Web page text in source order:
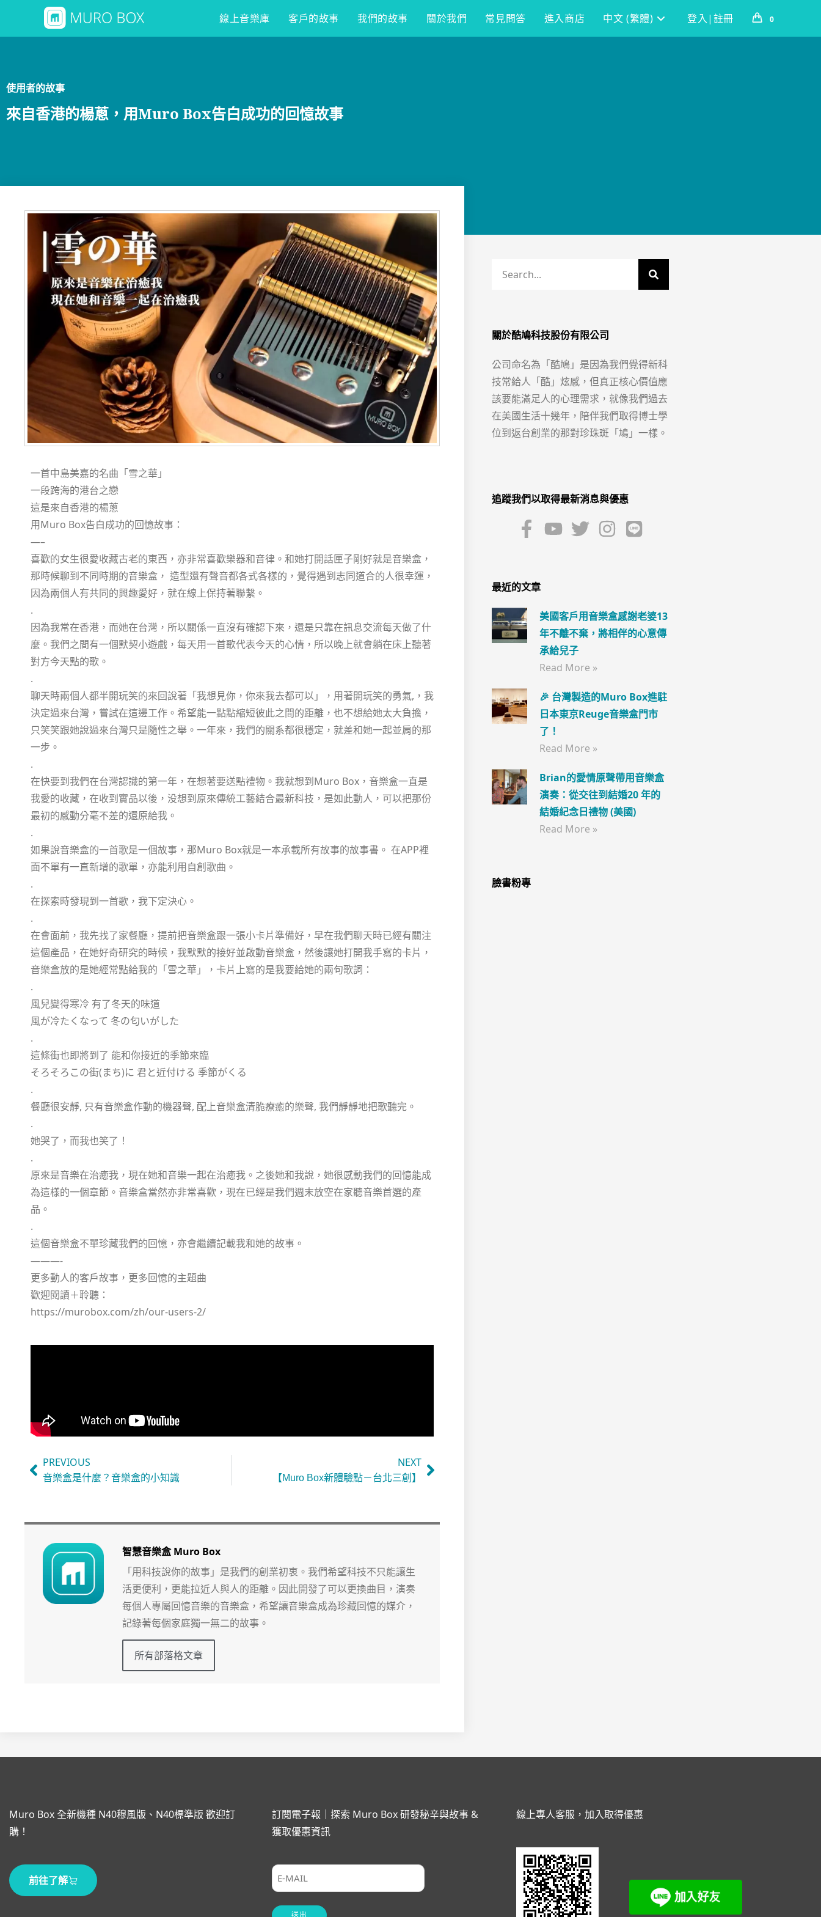
線上音樂庫 客戶的故事 我們的故事 關於我們 常見問答 進入商店 中文 (繁體) 登入|註冊 0
使用者的故事
來自香港的楊蔥，用Muro Box告白成功的回憶故事
一首中島美嘉的名曲「雪之華」
一段跨海的港台之戀
這是來自香港的楊蔥
用Muro Box告白成功的回憶故事：
—–
喜歡的女生很愛收藏古老的東西，亦非常喜歡樂器和音律。和她打開話匣子剛好就是音樂盒，
那時候聊到不同時期的音樂盒， 造型還有聲音都各式各樣的，覺得遇到志同道合的人很幸運，
因為兩個人有共同的興趣愛好，就在線上保持著聯繫。
.
因為我常在香港，而她在台灣，所以關係一直沒有確認下來，還是只靠在訊息交流每天做了什
麼。我們之間有一個默契小遊戲，每天用一首歌代表今天的心情，所以晚上就會躺在床上聽著
對方今天點的歌。
.
聊天時兩個人都半開玩笑的來回說著「我想見你，你來我去都可以」，用著開玩笑的勇氣,，我
決定過來台灣，嘗試在這邊工作。希望能一點點縮短彼此之間的距離，也不想給她太大負擔，
只笑笑跟她說過來台灣只是隨性之舉。一年來，我們的關系都很穩定，就差和她一起並肩的那
一步。
.
在快要到我們在台灣認識的第一年，在想著要送點禮物。我就想到Muro Box，音樂盒一直是
我愛的收藏，在收到實品以後，没想到原來傳統工藝結合最新科技，是如此動人，可以把那份
最初的感動分毫不差的還原給我。
.
如果說音樂盒的一首歌是一個故事，那Muro Box就是一本承載所有故事的故事書。 在APP裡
面不單有一直新增的歌單，亦能利用自創歌曲。
.
在探索時發現到一首歌，我下定決心。
.
在會面前，我先找了家餐廳，提前把音樂盒跟一張小卡片準備好，早在我們聊天時已經有關注
這個產品，在她好奇研究的時候，我默默的接好並啟動音樂盒，然後讓她打開我手寫的卡片，
音樂盒放的是她經常點給我的「雪之華」，卡片上寫的是我要給她的兩句歌詞：
.
風兒變得寒冷 有了冬天的味道
風が冷たくなって 冬の匂いがした
.
這條街也即將到了 能和你接近的季節來臨
そろそろこの街(まち)に 君と近付ける 季節がくる
.
餐廳很安靜, 只有音樂盒作動的機器聲, 配上音樂盒清脆療癒的樂聲, 我們靜靜地把歌聽完。
.
她哭了，而我也笑了！
.
原來是音樂在治癒我，現在她和音樂一起在治癒我。之後她和我說，她很感動我們的回憶能成
為這樣的一個章節。音樂盒當然亦非常喜歡，現在已經是我們週末放空在家聽音樂首選的產
品。
.
這個音樂盒不單珍藏我們的回憶，亦會繼續記載我和她的故事。
———-
更多動人的客戶故事，更多回憶的主題曲
歡迎閱讀＋聆聽：
https://murobox.com/zh/our-users-2/
PREVIOUS
音樂盒是什麼？音樂盒的小知識
NEXT
【Muro Box新體驗點－台北三創】
智慧音樂盒 Muro Box
「用科技說你的故事」是我們的創業初衷。我們希望科技不只能讓生
活更便利，更能拉近人與人的距離。因此開發了可以更換曲目，演奏
每個人專屬回憶音樂的音樂盒，希望讓音樂盒成為珍藏回憶的媒介，
記錄著每個家庭獨一無二的故事。
所有部落格文章
關於酷鳩科技股份有限公司
公司命名為「酷鳩」是因為我們覺得新科
技常給人「酷」炫感，但真正核心價值應
該要能滿足人的心理需求，就像我們過去
在美國生活十幾年，陪伴我們取得博士學
位到返台創業的那對珍珠斑「鳩」一樣。
追蹤我們以取得最新消息與優惠
最近的文章
美國客戶用音樂盒感謝老婆13
年不離不棄，將相伴的心意傳
承給兒子
Read More »
🎉 台灣製造的Muro Box進駐
日本東京Reuge音樂盒門市
了！
Read More »
Brian的愛情原聲帶用音樂盒
演奏：從交往到結婚20 年的
結婚紀念日禮物 (美國)
Read More »
臉書粉專
Muro Box 全新機種 N40穆風版、N40標準版 歡迎訂
購！
前往了解
訂閱電子報｜探索 Muro Box 研發秘辛與故事 &
獲取優惠資訊
線上專人客服，加入取得優惠